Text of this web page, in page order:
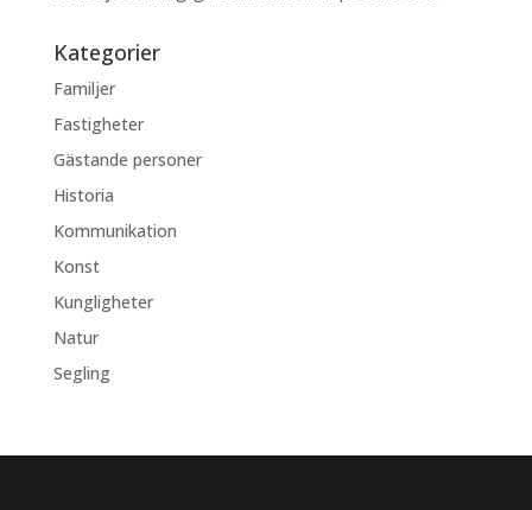
Kategorier
Familjer
Fastigheter
Gästande personer
Historia
Kommunikation
Konst
Kungligheter
Natur
Segling